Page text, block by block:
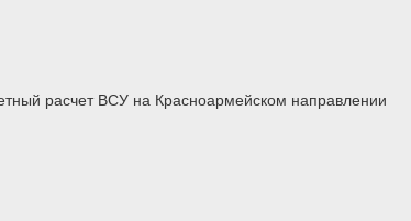
расчет ВСУ на Красноармейском направлении